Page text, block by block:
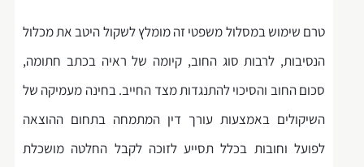
טרם שימוש במסלול משפטי זה מומלץ לשקול היטב את מכלול
הנסיבות, לרבות סוג החוב, קיומה של ראיה בכתב חתומה,
סכום החוב והסיכוי להתנגדות מצד החייב. בחינה מעמיקה של
השיקולים באמצעות עורך דין המתמחה בתחום ההוצאה
לפועל וחובות בכלל תסייע לזוכה לקבל החלטה מושכלת